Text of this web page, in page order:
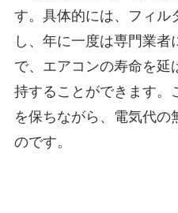
す。具体的には、フィル
し、年に一度は専門業者
で、エアコンの寿命を延
持することができます。
を保ちながら、電気代の
のです。